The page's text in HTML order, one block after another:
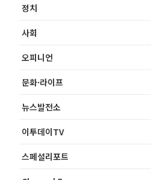
정치
사회
오피니언
문화·라이프
뉴스발전소
이투데이TV
스페셜리포트